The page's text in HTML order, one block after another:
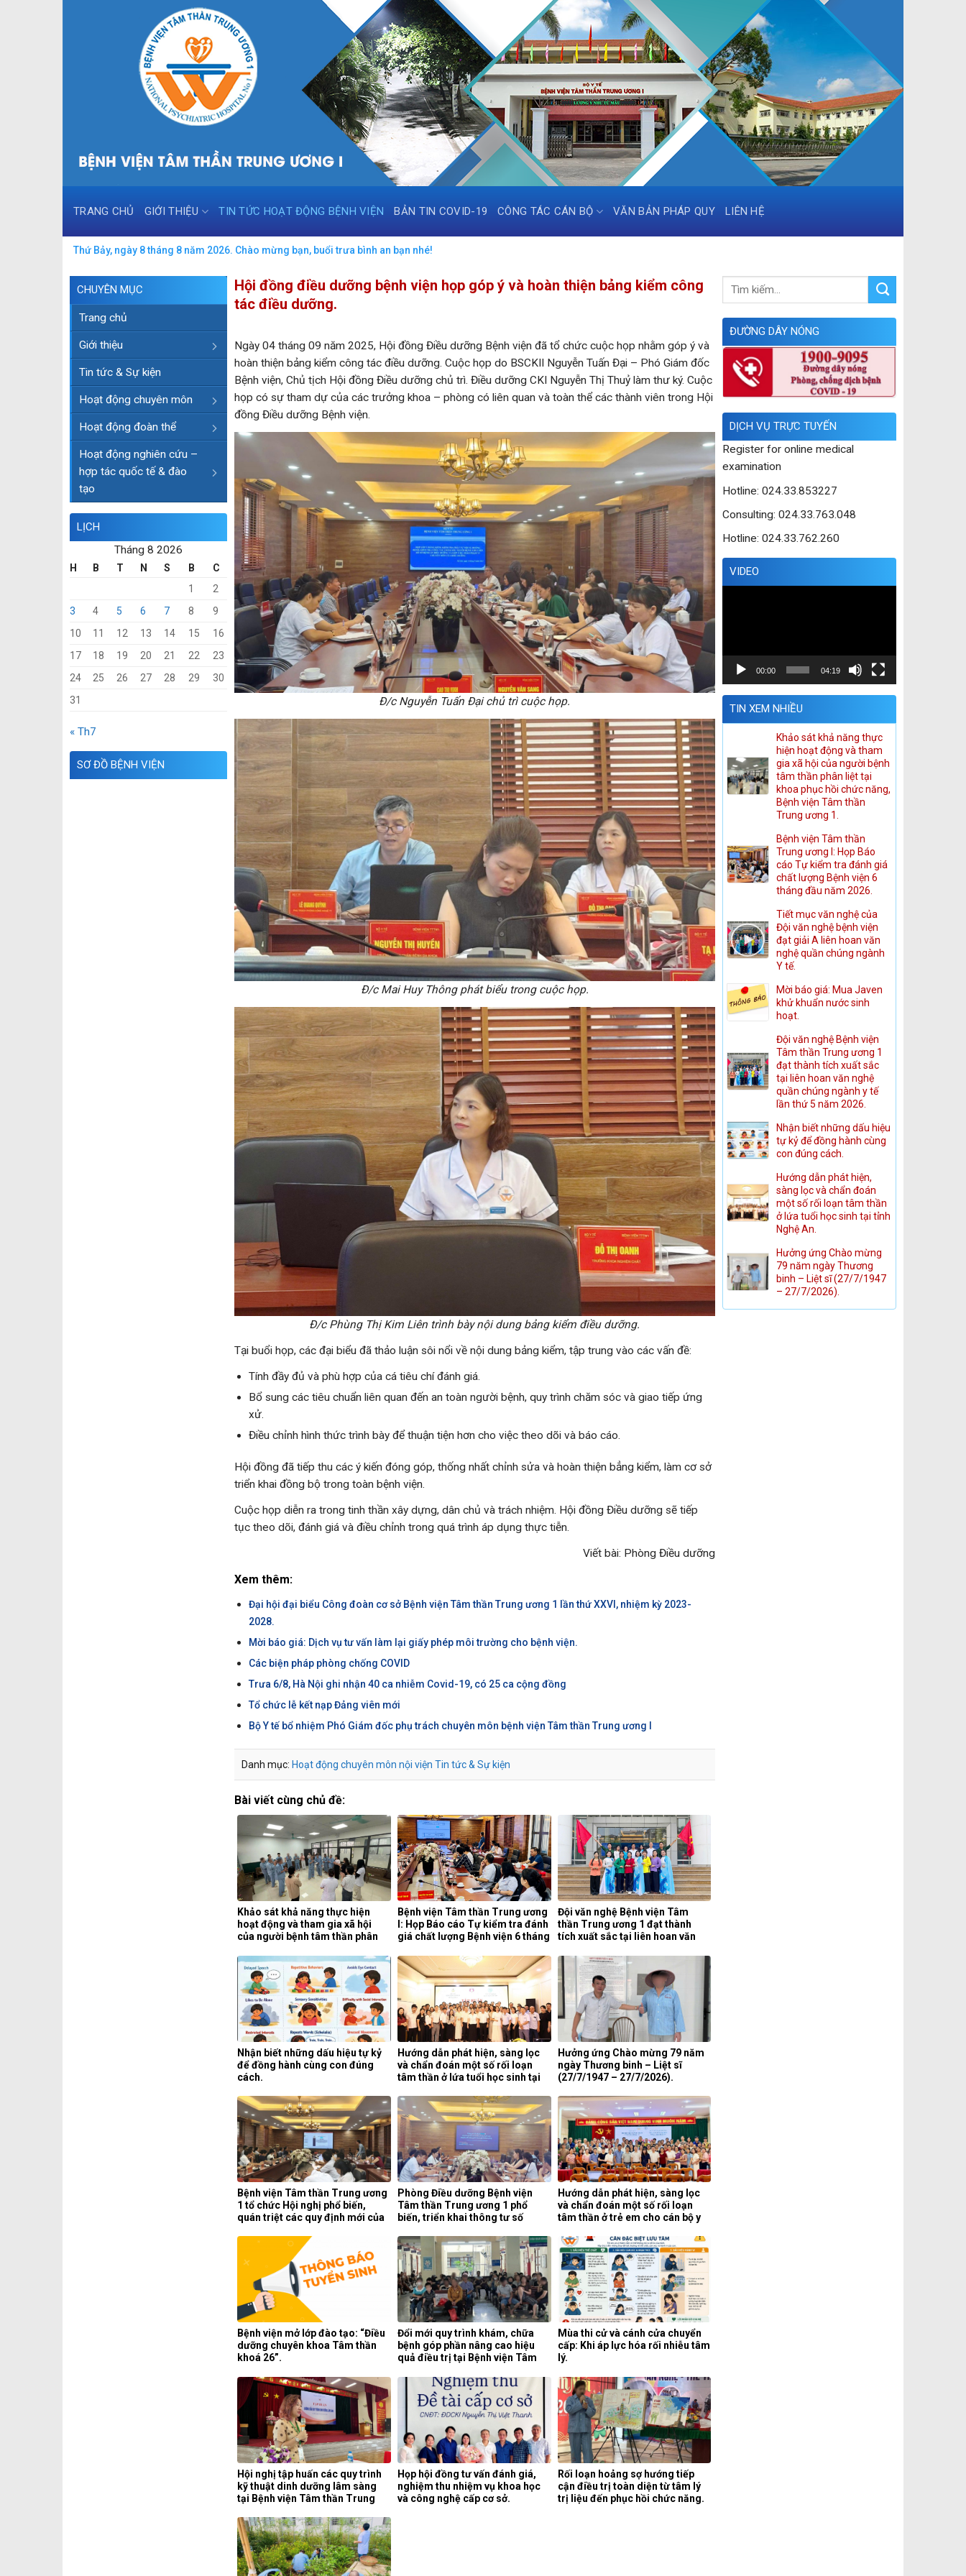
TRANG CHỦ GIỚI THIỆU TIN TỨC HOẠT ĐỘNG BỆNH VIỆN BẢN TIN COVID-19 CÔNG TÁC CÁN BỘ VĂN BẢN PHÁP QUY LIÊN HỆ
Thứ Bảy, ngày 8 tháng 8 năm 2026. Chào mừng bạn, buổi trưa bình an bạn nhé!
CHUYÊN MỤC
Trang chủ
Giới thiệu
Tin tức & Sự kiện
Hoạt động chuyên môn
Hoạt động đoàn thể
Hoạt động nghiên cứu –
hợp tác quốc tế & đào
tạo
LỊCH
Tháng 8 2026
H B T N S B
C
1
2
3
4 5 6 7 8
9
10
11 12 13 14 15
16
17
18 19 20 21 22
23
24
25 26 27 28 29
30
31
« Th7
SƠ ĐỒ BỆNH VIỆN
Hội đồng điều dưỡng bệnh viện họp góp ý và hoàn thiện bảng kiểm công
tác điều dưỡng.
Ngày 04 tháng 09 năm 2025, Hội đồng Điều dưỡng Bệnh viện đã tổ chức cuộc họp nhằm góp ý và
hoàn thiện bảng kiểm công tác điều dưỡng. Cuộc họp do BSCKII Nguyễn Tuấn Đại – Phó Giám đốc
Bệnh viện, Chủ tịch Hội đồng Điều dưỡng chủ trì. Điều dưỡng CKI Nguyễn Thị Thuỷ làm thư ký. Cuộc
họp có sự tham dự của các trưởng khoa – phòng có liên quan và toàn thể các thành viên trong Hội
đồng Điều dưỡng Bệnh viện.
Đ/c Nguyễn Tuấn Đại chủ trì cuộc họp.
Đ/c Mai Huy Thông phát biểu trong cuộc họp.
Đ/c Phùng Thị Kim Liên trình bày nội dung bảng kiểm điều dưỡng.
Tại buổi họp, các đại biểu đã thảo luận sôi nổi về nội dung bảng kiểm, tập trung vào các vấn đề:
Tính đầy đủ và phù hợp của cá tiêu chí đánh giá.
Bổ sung các tiêu chuẩn liên quan đến an toàn người bệnh, quy trình chăm sóc và giao tiếp ứng
xử.
Điều chỉnh hình thức trình bày để thuận tiện hơn cho việc theo dõi và báo cáo.
Hội đồng đã tiếp thu các ý kiến đóng góp, thống nhất chỉnh sửa và hoàn thiện bẳng kiểm, làm cơ sở
triển khai đồng bộ trong toàn bệnh viện.
Cuộc họp diễn ra trong tinh thần xây dựng, dân chủ và trách nhiệm. Hội đồng Điều dưỡng sẽ tiếp
tục theo dõi, đánh giá và điều chỉnh trong quá trình áp dụng thực tiễn.
Viết bài: Phòng Điều dưỡng
Xem thêm:
Đại hội đại biểu Công đoàn cơ sở Bệnh viện Tâm thần Trung ương 1 lần thứ XXVI, nhiệm kỳ 2023-
2028.
Mời báo giá: Dịch vụ tư vấn làm lại giấy phép môi trường cho bệnh viện.
Các biện pháp phòng chống COVID
Trưa 6/8, Hà Nội ghi nhận 40 ca nhiễm Covid-19, có 25 ca cộng đồng
Tổ chức lễ kết nạp Đảng viên mới
Bộ Y tế bổ nhiệm Phó Giám đốc phụ trách chuyên môn bệnh viện Tâm thần Trung ương I
Danh mục: Hoạt động chuyên môn nội viện Tin tức & Sự kiện
Bài viết cùng chủ đề:
Khảo sát khả năng thực hiện
hoạt động và tham gia xã hội
của người bệnh tâm thần phân
Bệnh viện Tâm thần Trung ương
1.
Bệnh viện Tâm thần Trung ương
I: Họp Báo cáo Tự kiểm tra đánh
giá chất lượng Bệnh viện 6 tháng
Đội văn nghệ Bệnh viện Tâm
thần Trung ương 1 đạt thành
tích xuất sắc tại liên hoan văn
thứ 5 năm 2026.
Nhận biết những dấu hiệu tự kỷ
để đồng hành cùng con đúng
cách.
Hướng dẫn phát hiện, sàng lọc
và chẩn đoán một số rối loạn
tâm thần ở lứa tuổi học sinh tại
Hưởng ứng Chào mừng 79 năm
ngày Thương binh – Liệt sĩ
(27/7/1947 – 27/7/2026).
Bệnh viện Tâm thần Trung ương
1 tổ chức Hội nghị phổ biến,
quán triệt các quy định mới của
Phòng Điều dưỡng Bệnh viện
Tâm thần Trung ương 1 phổ
biến, triển khai thông tư số
chuyên môn của điều dưỡng.
Hướng dẫn phát hiện, sàng lọc
và chẩn đoán một số rối loạn
tâm thần ở trẻ em cho cán bộ y
Bệnh viện mở lớp đào tạo: “Điều
dưỡng chuyên khoa Tâm thần
khoá 26”.
Đổi mới quy trình khám, chữa
bệnh góp phần nâng cao hiệu
quả điều trị tại Bệnh viện Tâm
Mùa thi cử và cánh cửa chuyển
cấp: Khi áp lực hóa rối nhiễu tâm
lý.
Hội nghị tập huấn các quy trình
kỹ thuật dinh dưỡng lâm sàng
tại Bệnh viện Tâm thần Trung
Họp hội đồng tư vấn đánh giá,
nghiệm thu nhiệm vụ khoa học
và công nghệ cấp cơ sở.
Rối loạn hoảng sợ hướng tiếp
cận điều trị toàn diện từ tâm lý
trị liệu đến phục hồi chức năng.
ĐƯỜNG DÂY NÓNG
DỊCH VỤ TRỰC TUYẾN
Register for online medical
examination
Hotline: 024.33.853227
Consulting: 024.33.763.048
Hotline: 024.33.762.260
VIDEO
00:00 04:19
TIN XEM NHIỀU
Khảo sát khả năng thực
hiện hoạt động và tham
gia xã hội của người bệnh
tâm thần phân liệt tại
khoa phục hồi chức năng,
Bệnh viện Tâm thần
Trung ương 1.
Bệnh viện Tâm thần
Trung ương I: Họp Báo
cáo Tự kiểm tra đánh giá
chất lượng Bệnh viện 6
tháng đầu năm 2026.
Tiết mục văn nghệ của
Đội văn nghệ bệnh viện
đạt giải A liên hoan văn
nghệ quần chúng ngành
Y tế.
Mời báo giá: Mua Javen
khử khuẩn nước sinh
hoạt.
Đội văn nghệ Bệnh viện
Tâm thần Trung ương 1
đạt thành tích xuất sắc
tại liên hoan văn nghệ
quần chúng ngành y tế
lần thứ 5 năm 2026.
Nhận biết những dấu hiệu
tự kỷ để đồng hành cùng
con đúng cách.
Hướng dẫn phát hiện,
sàng lọc và chẩn đoán
một số rối loạn tâm thần
ở lứa tuổi học sinh tại tỉnh
Nghệ An.
Hưởng ứng Chào mừng
79 năm ngày Thương
binh – Liệt sĩ (27/7/1947
– 27/7/2026).